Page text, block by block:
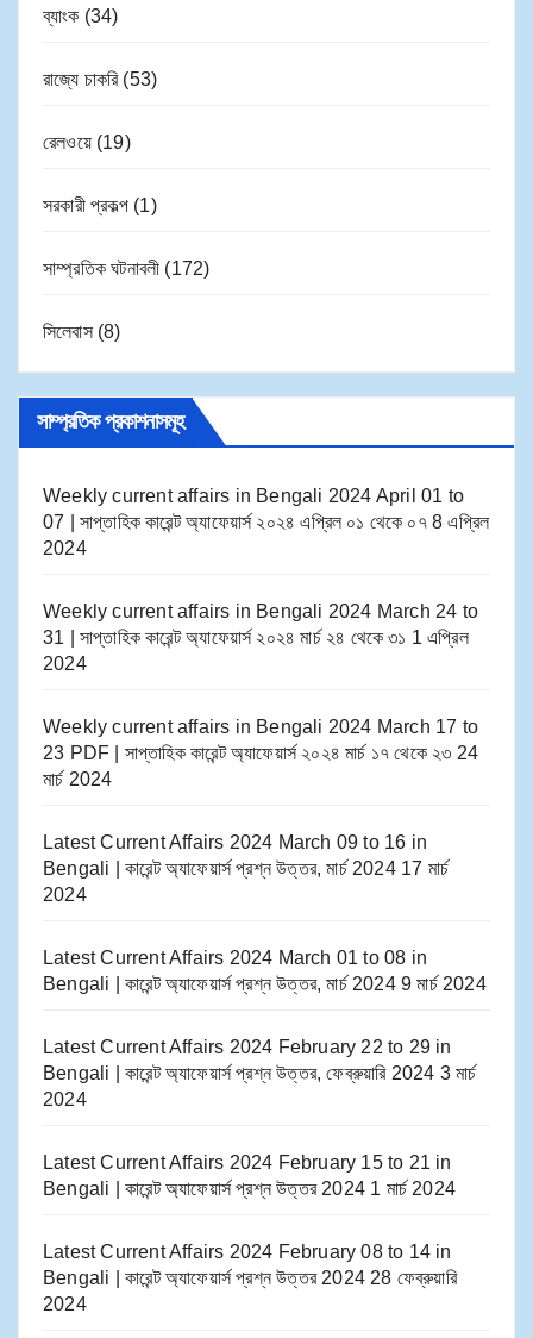
ব্যাংক (34)
রাজ্যে চাকরি(53)
রেলওয়ে(19)
সরকারী প্রকল্প (1)
সাম্প্রতিক ঘটনাবলী (172)
সিলেবাস(8)
সাম্প্রতিক প্রকাশনাসমূহ
Weekly current affairs in Bengali 2024 April 01 to
07 | সাপ্তাহিক কারেন্ট অ্যাফেয়ার্স ২০২৪ এপ্রিল ০১ থেকে ০৭ 8 এপ্রিল
2024
Weekly current affairs in Bengali 2024 March 24 to
31 | সাপ্তাহিক কারেন্ট অ্যাফেয়ার্স ২০২৪ মার্চ ২৪ থেকে ৩১ 1 এপ্রিল
2024
Weekly current affairs in Bengali 2024 March 17 to
23 PDF | সাপ্তাহিক কারেন্ট অ্যাফেয়ার্স ২০২৪ মার্চ ১৭ থেকে ২৩ 24
মার্চ 2024
Latest Current Affairs 2024 March 09 to 16​ in
Bengali | কারেন্ট অ্যাফেয়ার্স প্রশ্ন উত্তর, মার্চ 2024 17 মার্চ
2024
Latest Current Affairs 2024 March 01 to 08​ in
Bengali | কারেন্ট অ্যাফেয়ার্স প্রশ্ন উত্তর, মার্চ 2024 9 মার্চ 2024
Latest Current Affairs 2024 February 22 to 29​ in
Bengali | কারেন্ট অ্যাফেয়ার্স প্রশ্ন উত্তর, ফেব্রুয়ারি 2024 3 মার্চ
2024
Latest Current Affairs 2024 February 15 to 21​ in
Bengali | কারেন্ট অ্যাফেয়ার্স প্রশ্ন উত্তর 2024 1 মার্চ 2024
Latest Current Affairs 2024 February 08 to 14​ in
Bengali | কারেন্ট অ্যাফেয়ার্স প্রশ্ন উত্তর 2024 28 ফেব্রুয়ারি
2024